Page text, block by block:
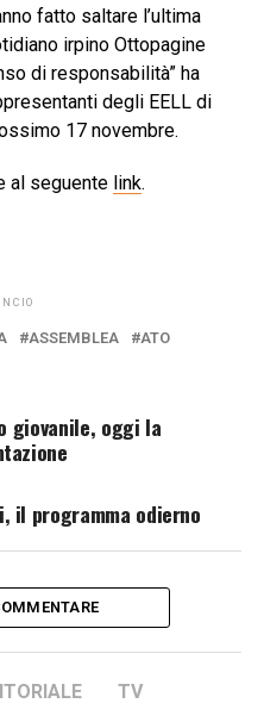
fatto saltare l’ultima
irpino Ottopagine
di responsabilità” ha
degli EELL di
17 novembre.
al seguente link.
ASSEMBLEA
ATO
giovanile, oggi la
il programma odierno
TV